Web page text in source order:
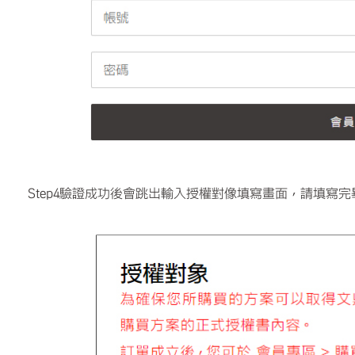
Step4驗證成功後會跳出輸入授權對像填寫畫面，請填寫完